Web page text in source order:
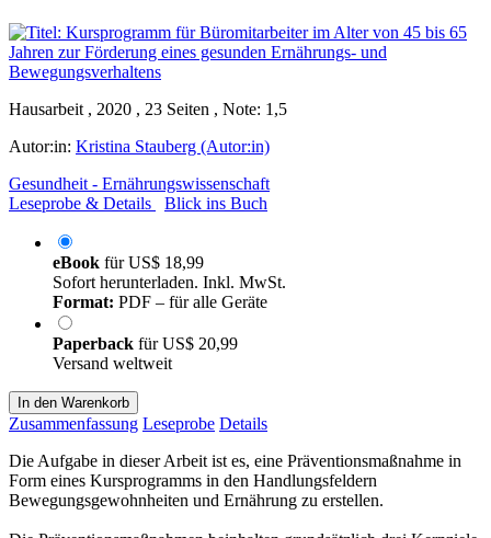
Hausarbeit , 2020 , 23 Seiten , Note: 1,5
Autor:in: Kristina Stauberg (Autor:in)
Gesundheit - Ernährungswissenschaft
Leseprobe & Details
Blick ins Buch
eBook fürUS$ 18,99
Sofort herunterladen. Inkl. MwSt.
Format: PDF – für alle Geräte
Paperback fürUS$ 20,99
Versand weltweit
In den Warenkorb
Zusammenfassung Leseprobe Details
Die Aufgabe in dieser Arbeit ist es, eine Präventionsmaßnahme in
Form eines Kursprogramms in den Handlungsfeldern
Bewegungsgewohnheiten und Ernährung zu erstellen.